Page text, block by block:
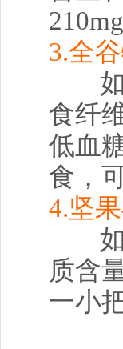
3.全
食纤
低血
食，
4.坚
质含
一小